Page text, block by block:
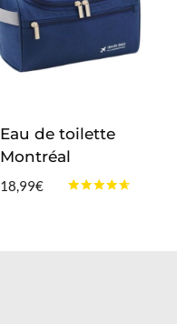
Eau de toilette
Montréal
18,99€